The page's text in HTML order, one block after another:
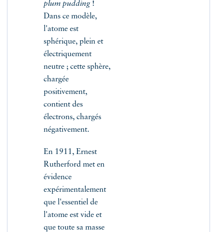
plum pudding !
Dans ce modèle,
l'atome est
sphérique, plein et
électriquement
neutre ; cette sphère,
chargée
positivement,
contient des
électrons, chargés
négativement.
En 1911, Ernest
Rutherford met en
évidence
expérimentalement
que l'essentiel de
l'atome est vide et
que toute sa masse